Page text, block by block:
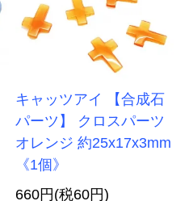
キャッツアイ 【合成石
パーツ】 クロスパーツ
オレンジ 約25x17x3mm
《1個》
660円(税60円)